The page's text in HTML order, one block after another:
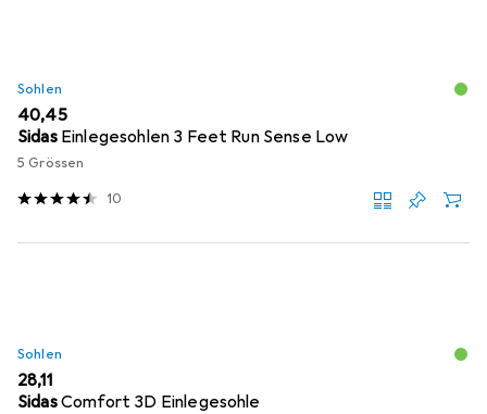
Sohlen
EUR
40,45
Sidas Einlegesohlen 3 Feet Run Sense Low
5 Grössen
10
Sohlen
EUR
28,11
SidasComfort 3D Einlegesohle